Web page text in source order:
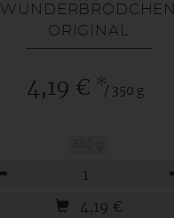
WUNDERBRÖDCHEN
ORIGINAL
4,19 € */ 350 g
4,19 €